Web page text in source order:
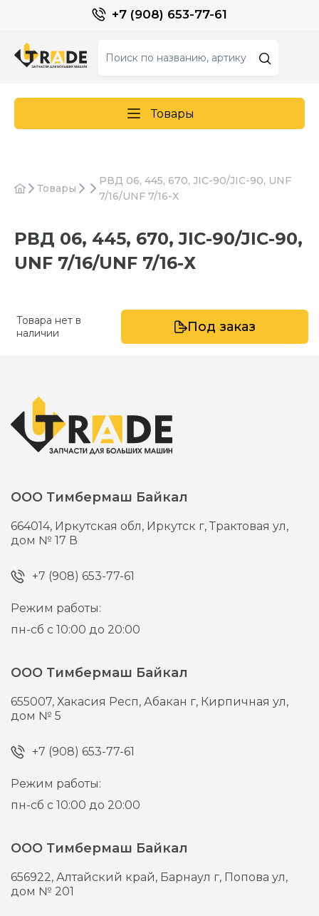
+7 (908) 653-77-61
Товары
Товары
РВД 06, 445, 670, JIC-90/JIC-90, UNF
7/16/UNF 7/16-Х
РВД 06, 445, 670, JIC-90/JIC-90,
UNF 7/16/UNF 7/16-Х
Товара нет в
наличии
Под заказ
ООО Тимбермаш Байкал
664014, Иркутская обл, Иркутск г,Трактовая ул,
дом № 17 В
+7 (908) 653-77-61
Режим работы:
пн-сб с 10:00 до 20:00
ООО Тимбермаш Байкал
655007,Хакасия Респ, Абакан г, Кирпичная ул,
дом № 5
+7 (908) 653-77-61
Режим работы:
пн-сб с 10:00 до 20:00
ООО Тимбермаш Байкал
656922,Алтайский край, Барнаул г, Попова ул,
дом № 201